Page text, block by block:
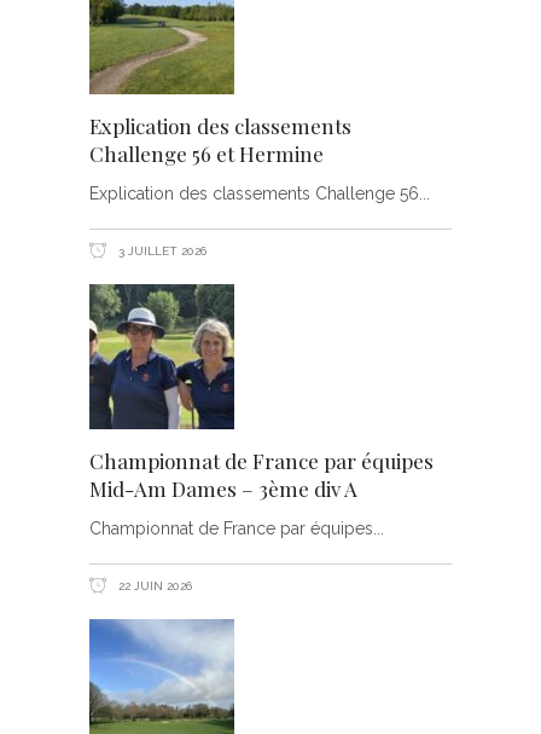
Explication des classements
Challenge 56 et Hermine
Explication des classements Challenge 56
3 JUILLET 2026
Championnat de France par équipes
Mid-Am Dames – 3ème div A
Championnat de France par équipes
22 JUIN 2026